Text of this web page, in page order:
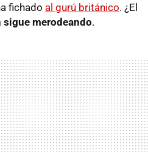
fichado al gurú británico. ¿El
sigue merodeando.